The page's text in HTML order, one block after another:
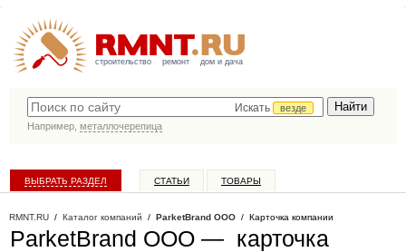
строительство ремонт дом и дача
Искать
везде
Например, металлочерепица
ВЫБРАТЬ РАЗДЕЛ СТАТЬИ ТОВАРЫ
RMNT.RU / Каталог компаний / ParketBrand ООО / Карточка компании
ParketBrand ООО — карточка